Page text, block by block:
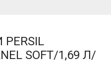
SOFT/1,69 Л/